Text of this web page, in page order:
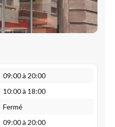
09:00 à 20:00
10:00 à 18:00
Fermé
09:00 à 20:00